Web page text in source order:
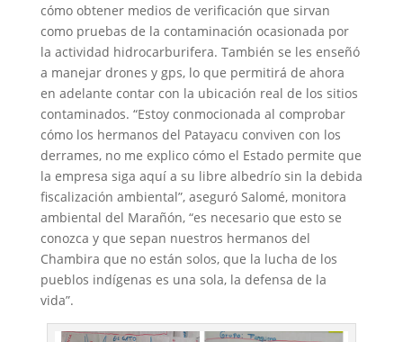
cómo obtener medios de verificación que sirvan
como pruebas de la contaminación ocasionada por
la actividad hidrocarburifera. También se les enseñó
a manejar drones y gps, lo que permitirá de ahora
en adelante contar con la ubicación real de los sitios
contaminados. “Estoy conmocionada al comprobar
cómo los hermanos del Patayacu conviven con los
derrames, no me explico cómo el Estado permite que
la empresa siga aquí a su libre albedrío sin la debida
fiscalización ambiental”, aseguró Salomé, monitora
ambiental del Marañón, “es necesario que esto se
conozca y que sepan nuestros hermanos del
Chambira que no están solos, que la lucha de los
pueblos indígenas es una sola, la defensa de la
vida”.